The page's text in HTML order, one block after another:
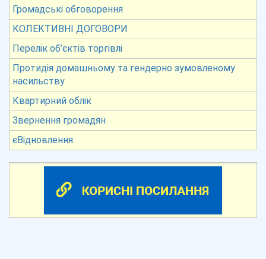
Громадські обговорення
КОЛЕКТИВНІ ДОГОВОРИ
Перелік об’єктів торгівлі
Протидія домашньому та гендерно зумовленому
насильству
Квартирний облік
Звернення громадян
єВідновлення